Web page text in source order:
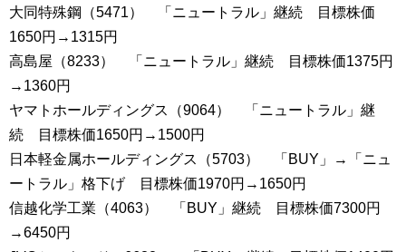
大同特殊鋼（5471） 「ニュートラル」継続 目標株価
1650円→1315円
高島屋（8233） 「ニュートラル」継続 目標株価1375円
→1360円
ヤマトホールディングス（9064） 「ニュートラル」継
続 目標株価1650円→1500円
日本軽金属ホールディングス（5703） 「BUY」→「ニュ
ートラル」格下げ 目標株価1970円→1650円
信越化学工業（4063） 「BUY」継続 目標株価7300円
→6450円